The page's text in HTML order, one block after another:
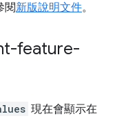
閱新版說明文件。
feature-
現在會顯示在